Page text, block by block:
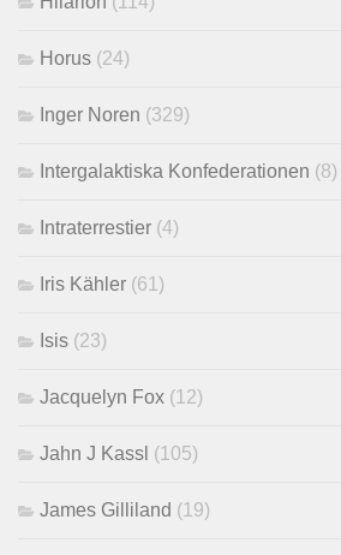
Horus (24)
Inger Noren (329)
Intergalaktiska Konfederationen (8)
Intraterrestier (4)
Iris Kähler (61)
Isis (23)
Jacquelyn Fox (12)
Jahn J Kassl (105)
James Gilliland (19)